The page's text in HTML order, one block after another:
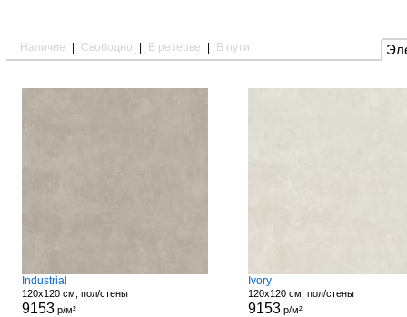
Наличие Свободно В резерве В пути
Industrial
120x120 см, пол/стены
9153р/м²
Ivory
120x120 см, пол/стены
9153р/м²